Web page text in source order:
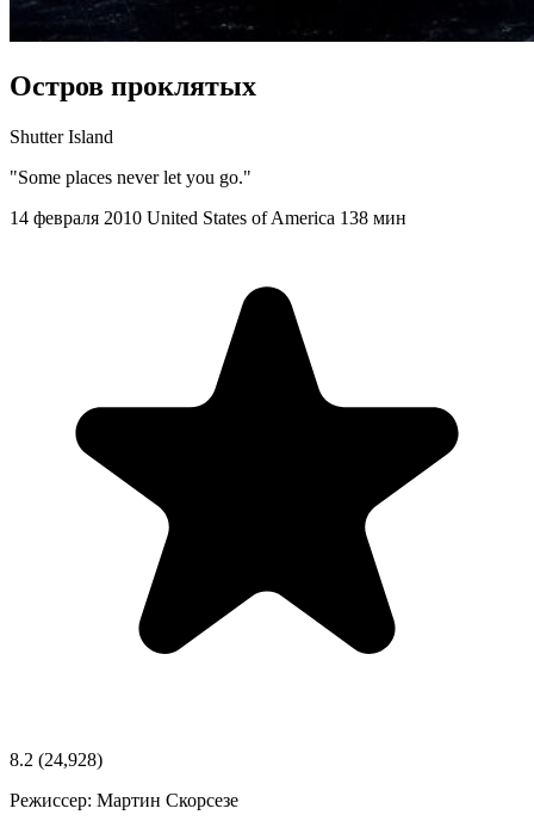
Остров проклятых
Shutter Island
"Some places never let you go."
14 февраля 2010 United States of America 138 мин
8.2 (24,928)
Режиссер: Мартин Скорсезе